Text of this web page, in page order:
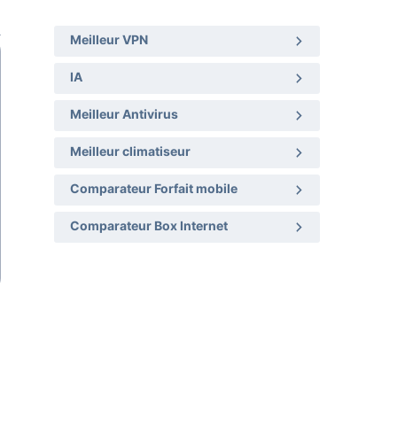
Meilleur VPN
IA
Meilleur Antivirus
Meilleur climatiseur
Comparateur Forfait mobile
Comparateur Box Internet